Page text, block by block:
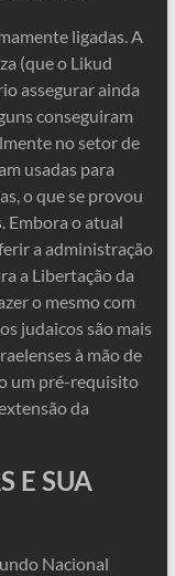
ligadas. A
(que o Likud
assegurar ainda
conseguiram
no setor de
usadas para
o que se provou
Embora o atual
a administração
a Libertação da
o mesmo com
judaicos são mais
à mão de
um pré-requisito
da
E SUA
Nacional